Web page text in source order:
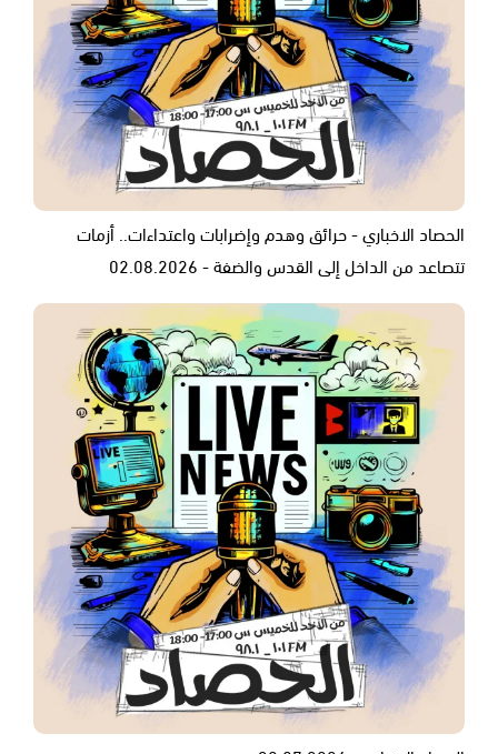
الحصاد الاخباري - حرائق وهدم وإضرابات واعتداءات.. أزمات
تتصاعد من الداخل إلى القدس والضفة - 02.08.2026